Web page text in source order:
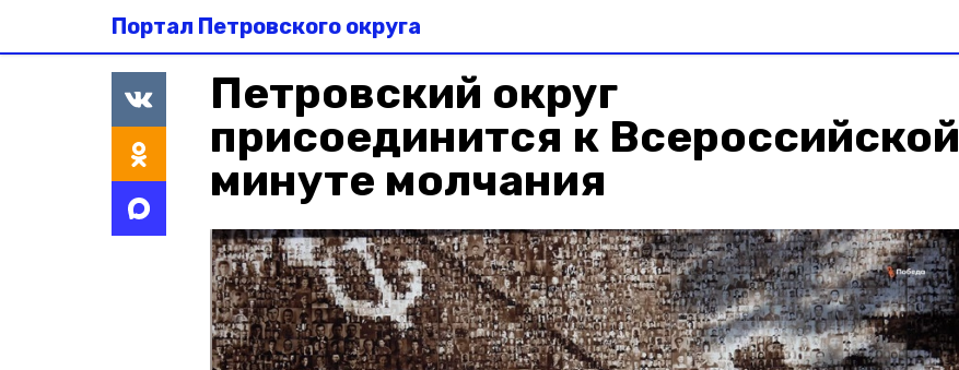
Портал Петровского округа
Петровский округ
присоединится к Всероссийской
минуте молчания